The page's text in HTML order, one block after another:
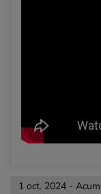
1 oct. 2024 -